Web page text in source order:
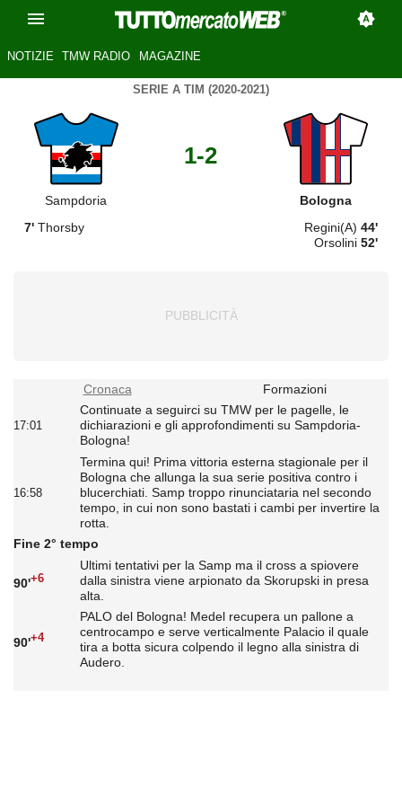
NOTIZIE TMW RADIO MAGAZINE
SERIE A TIM (2020-2021)
Sampdoria
1-2
Bologna
7' Thorsby Regini(A) 44'
Orsolini 52'
Cronaca Formazioni
17:01
Continuate a seguirci su TMW per le pagelle, le
dichiarazioni e gli approfondimenti su Sampdoria-
Bologna!
16:58
Termina qui! Prima vittoria esterna stagionale per il
Bologna che allunga la sua serie positiva contro i
blucerchiati. Samp troppo rinunciataria nel secondo
tempo, in cui non sono bastati i cambi per invertire la
rotta.
Fine 2° tempo
90'+6
Ultimi tentativi per la Samp ma il cross a spiovere
dalla sinistra viene arpionato da Skorupski in presa
alta.
90'+4
PALO del Bologna! Medel recupera un pallone a
centrocampo e serve verticalmente Palacio il quale
tira a botta sicura colpendo il legno alla sinistra di
Audero.